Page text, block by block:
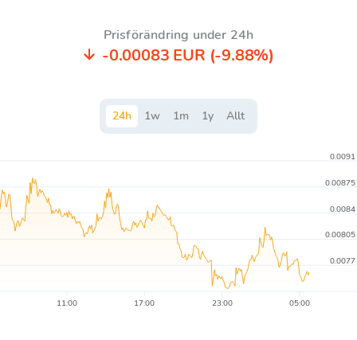
Prisförändring under 24h
-0.00083 EUR (-9.88%)
24h 1w 1m 1y Allt
11:00 17:00 23:00 05:00
0.0077
0.00805
0.0084
0.00875
0.0091